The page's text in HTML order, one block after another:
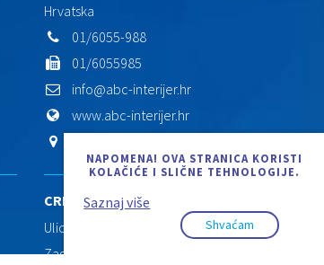
Hrvatska
01/6055-988
01/6055985
info@abc-interijer.hr
www.abc-interijer.hr
CREDO CENTAR
Ulica grada Vukovara 269/d
Zagreb
NAPOMENA! OVA STRANICA KORISTI
KOLAČIĆE I SLIČNE TEHNOLOGIJE.
Saznaj više
Shvaćam